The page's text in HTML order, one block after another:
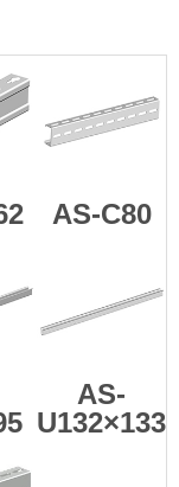
AS-C80
AS-
U132×133